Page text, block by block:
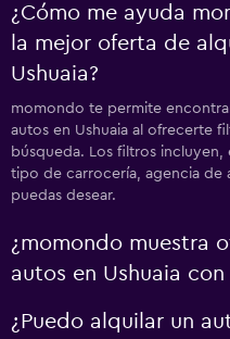
¿Cómo me ayuda
la mejor oferta de
Ushuaia?
momondo te permite
autos en Ushuaia al ofrecerte
búsqueda. Los filtros
tipo de carrocería, agencia de
puedas desear.
¿momondo muestra
autos en Ushuaia
¿Puedo alquilar un